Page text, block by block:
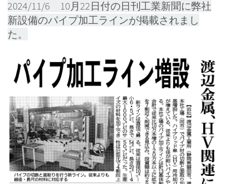
2024/11/6 10月22日付の日刊工業新聞に弊社
新設備のパイプ加工ラインが掲載されまし
た。